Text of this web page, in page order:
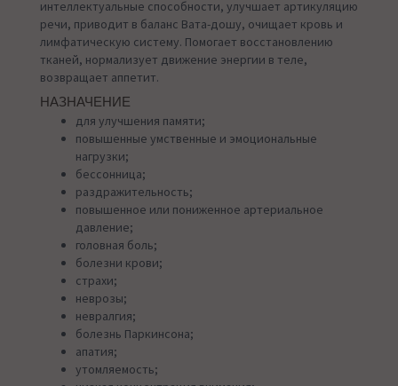
интеллектуальные способности, улучшает артикуляцию
речи, приводит в баланс Вата-дошу, очищает кровь и
лимфатическую систему. Помогает восстановлению
тканей, нормализует движение энергии в теле,
возвращает аппетит.
НАЗНАЧЕНИЕ
для улучшения памяти;
повышенные умственные и эмоциональные
нагрузки;
бессонница;
раздражительность;
повышенное или пониженное артериальное
давление;
головная боль;
болезни крови;
страхи;
неврозы;
невралгия;
болезнь Паркинсона;
апатия;
утомляемость;